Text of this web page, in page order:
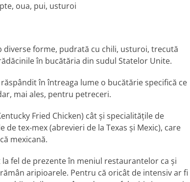
oua, pui, usturoi
forme, pudrată cu chili, usturoi, trecută
în bucătăria din sudul Statelor Unite.
în întreaga lume o bucătărie specifică ce
mai ales, pentru petreceri.
Fried Chicken) cât şi specialităţile de
tex-mex (abrevieri de la Texas şi Mexic), care
mexicană.
fel de prezente în meniul restaurantelor ca şi
aripioarele. Pentru că oricât de intensiv ar fi